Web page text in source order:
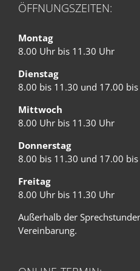
ÖFFNUNGSZEITEN:
Montag
8.00 Uhr bis 11.30 Uhr
Dienstag
8.00 bis 11.30 und 17.00
Mittwoch
8.00 Uhr bis 11.30 Uhr
Donnerstag
8.00 bis 11.30 und 17.00
Freitag
8.00 Uhr bis 11.30 Uhr
Außerhalb der
Vereinbarung.